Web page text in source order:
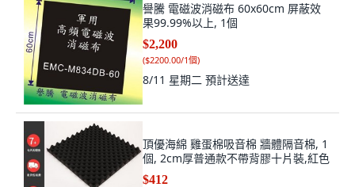
譽騰 電磁波消磁布 60x60cm 屏蔽效
果99.99%以上, 1個
$2,200
($2200.00/1個)
8/11 星期二 預計送達
頂優海綿 雞蛋棉吸音棉 牆體隔音棉, 1
個, 2cm厚普通款不帶背膠十片裝,紅色
$412